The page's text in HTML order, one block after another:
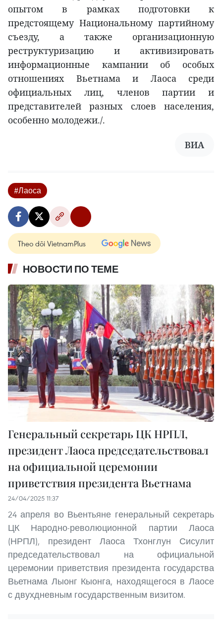
опытом в рамках подготовки к
предстоящему Национальному партийному
съезду, а также организационную
реструктуризацию и активизировать
информационные кампании об особых
отношениях Вьетнама и Лаоса среди
официальных лиц, членов партии и
представителей разных слоев населения,
особенно молодежи./.
ВИА
#Лаоса
Theo dõi VietnamPlus
НОВОСТИ ПО ТЕМЕ
Генеральный секретарь ЦК НРПЛ,
президент Лаоса председательствовал
на официальной церемонии
приветствия президента Вьетнама
24/04/2025 11:37
24 апреля во Вьентьяне генеральный секретарь
ЦК Народно-революционной партии Лаоса
(НРПЛ), президент Лаоса Тхонглун Сисулит
председательствовал на официальной
церемонии приветствия президента государства
Вьетнама Лыонг Кыонга, находящегося в Лаосе
с двухдневным государственным визитом.